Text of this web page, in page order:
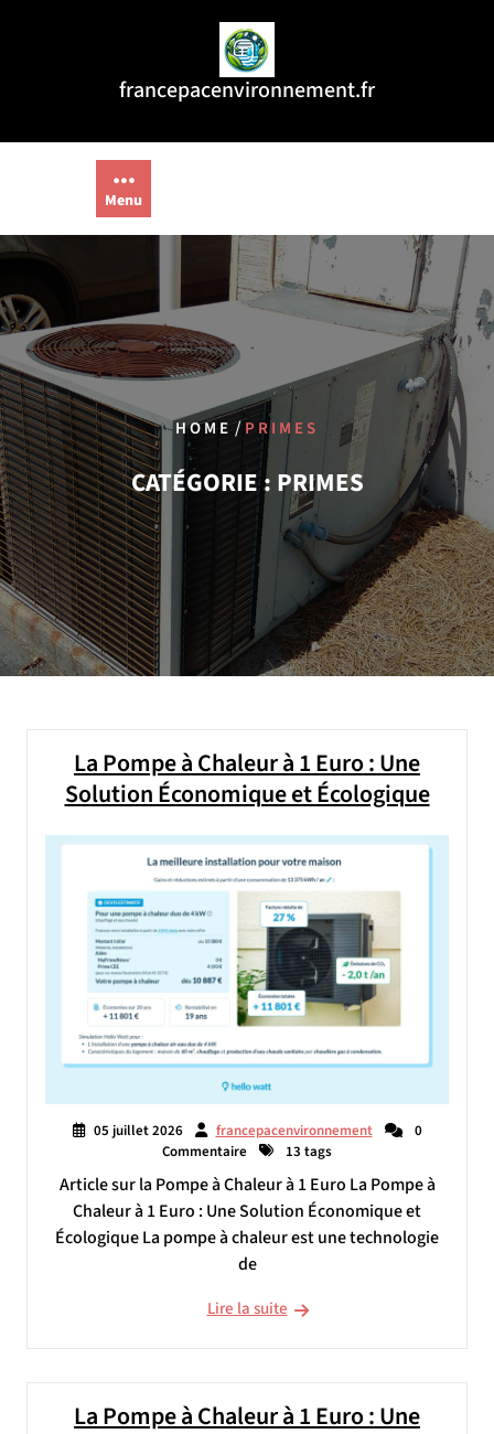
francepacenvironnement.fr
Menu
HOME/PRIMES
CATÉGORIE : PRIMES
La Pompe à Chaleur à 1 Euro : Une
Solution Économique et Écologique
05 juillet 2026 francepacenvironnement
0
Commentaire
13 tags
Article sur la Pompe à Chaleur à 1 Euro La Pompe à
Chaleur à 1 Euro : Une Solution Économique et
Écologique La pompe à chaleur est une technologie
de
Lire la suite
La Pompe à Chaleur à 1 Euro : Une